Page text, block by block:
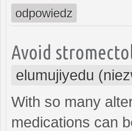
odpowiedz
Avoid
elumujiyedu
With so many
medications can